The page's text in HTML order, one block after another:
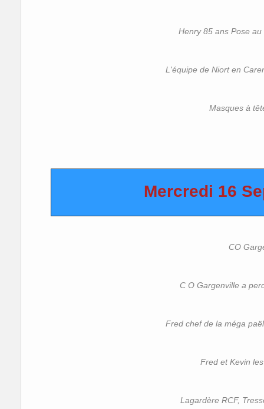
Henry 85 ans Pose
L'équipe de Niort en
Masques à
Mercredi 16
CO
C O Gargenville a
Fred chef de la méga
Fred et Kevin
Lagardère RCF,